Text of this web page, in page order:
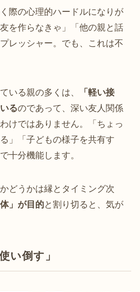
際の心理的ハードルになりが
を作らなきゃ」「他の親と話
レッシャー。でも、これは不
いる親の多くは、
「軽い接
るのであって、深い友人関係
けではありません。「ちょっ
」「子どもの様子を共有す
十分機能します。
どうかは縁とタイミング次
」が目的と割り切ると、気が
い倒す」